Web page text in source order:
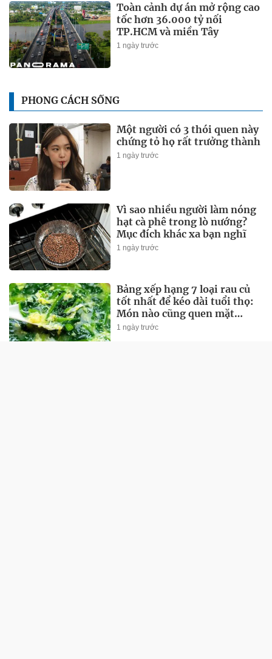
Toàn cảnh dự án mở rộng cao
tốc hơn 36.000 tỷ nối
TP.HCM và miền Tây
1 ngày trước
PHONG CÁCH SỐNG
Một người có 3 thói quen này
chứng tỏ họ rất trưởng thành
1 ngày trước
Vì sao nhiều người làm nóng
hạt cà phê trong lò nướng?
Mục đích khác xa bạn nghĩ
1 ngày trước
Bảng xếp hạng 7 loại rau củ
tốt nhất để kéo dài tuổi thọ:
Món nào cũng quen mặt
ngoài chợ Việt!
1 ngày trước